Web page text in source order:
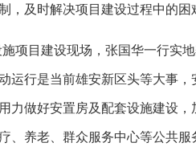
，及时解决项目建设过程中的困
目建设现场，张国华一行实
运行是当前雄安新区头等大事
力做好安置房及配套设施建设
、养老、群众服务中心等公共